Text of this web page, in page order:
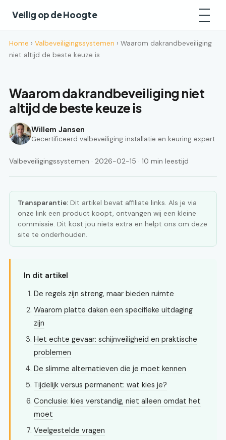
Veilig op de Hoogte
Home › Valbeveiligingssystemen › Waarom dakrandbeveiliging
niet altijd de beste keuze is
Waarom dakrandbeveiliging niet
altijd de beste keuze is
Willem Jansen
Gecertificeerd valbeveiliging installatie en keuring expert
Valbeveiligingssystemen · 2026-02-15 · 10 min leestijd
Transparantie: Dit artikel bevat affiliate links. Als je via
onze link een product koopt, ontvangen wij een kleine
commissie. Dit kost jou niets extra en helpt ons om deze
site te onderhouden.
In dit artikel
De regels zijn streng, maar bieden ruimte
Waarom platte daken een specifieke uitdaging
zijn
Het echte gevaar: schijnveiligheid en praktische
problemen
De slimme alternatieven die je moet kennen
Tijdelijk versus permanent: wat kies je?
Conclusie: kies verstandig, niet alleen omdat het
moet
Veelgestelde vragen